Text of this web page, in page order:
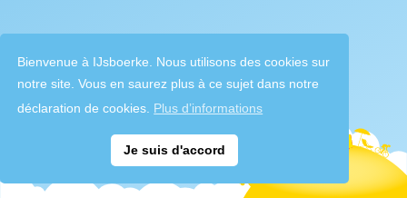
Bienvenue à IJsboerke. Nous utilisons des cookies sur
notre site. Vous en saurez plus à ce sujet dans notre
déclaration de cookies. Plus d’informations
Je suis d'accord